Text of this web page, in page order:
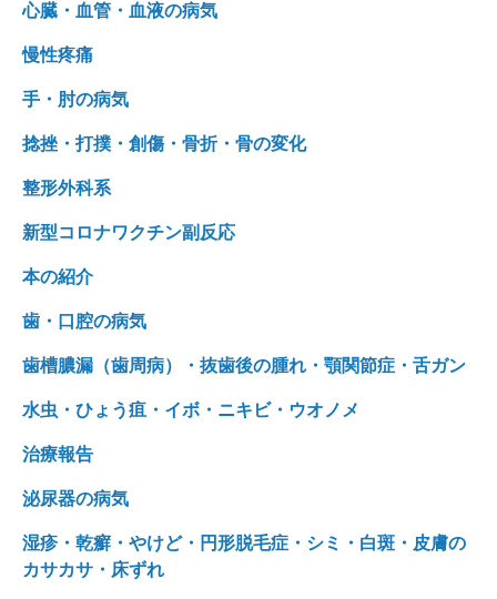
心臓・血管・血液の病気
慢性疼痛
手・肘の病気
捻挫・打撲・創傷・骨折・骨の変化
整形外科系
新型コロナワクチン副反応
本の紹介
歯・口腔の病気
歯槽膿漏（歯周病）・抜歯後の腫れ・顎関節症・舌ガン
水虫・ひょう疽・イボ・ニキビ・ウオノメ
治療報告
泌尿器の病気
湿疹・乾癬・やけど・円形脱毛症・シミ・白斑・皮膚の
カサカサ・床ずれ